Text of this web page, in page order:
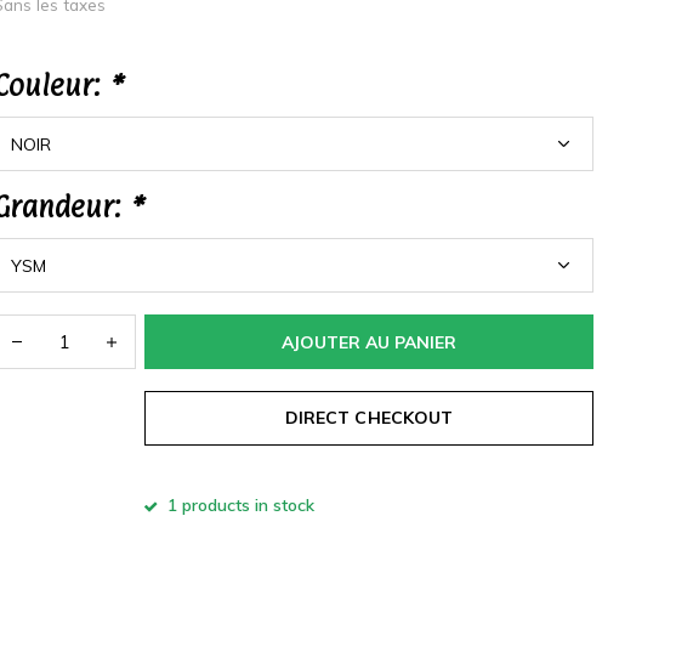
les taxes
*
*
AJOUTER AU PANIER
DIRECT CHECKOUT
1 products in stock